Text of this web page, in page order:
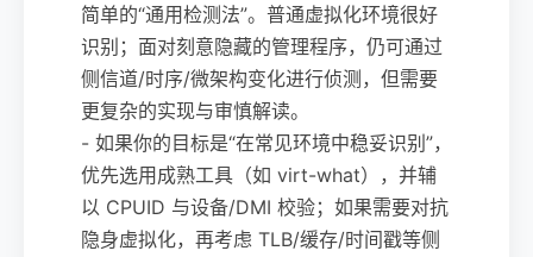
简单的“通用检测法”。普通虚拟化环境很好
识别；面对刻意隐藏的管理程序，仍可通过
侧信道/时序/微架构变化进行侦测，但需要
更复杂的实现与审慎解读。
- 如果你的目标是“在常见环境中稳妥识别”，
优先选用成熟工具（如 virt-what），并辅
以 CPUID 与设备/DMI 校验；如果需要对抗
隐身虚拟化，再考虑 TLB/缓存/时间戳等侧